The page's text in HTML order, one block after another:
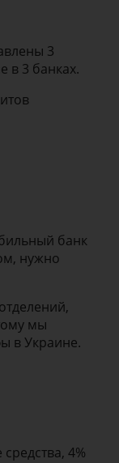
3
в 3 банках.
банк
нужно
мы
в Украине.
4%